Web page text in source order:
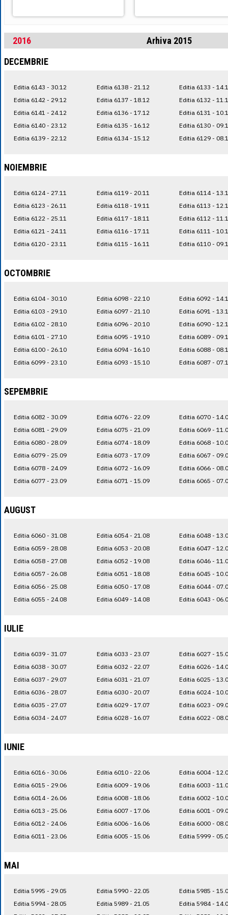
2016
Arhiva 2015
DECEMBRIE
Editia 6143 - 30.12
Editia 6142 - 29.12
Editia 6141 - 24.12
Editia 6140 - 23.12
Editia 6139 - 22.12
Editia 6138 - 21.12
Editia 6137 - 18.12
Editia 6136 - 17.12
Editia 6135 - 16.12
Editia 6134 - 15.12
Editia 6133 -
Editia 6132 -
Editia 6131 -
Editia 6130 -
Editia 6129 -
NOIEMBRIE
Editia 6124 - 27.11
Editia 6123 - 26.11
Editia 6122 - 25.11
Editia 6121 - 24.11
Editia 6120 - 23.11
Editia 6119 - 20.11
Editia 6118 - 19.11
Editia 6117 - 18.11
Editia 6116 - 17.11
Editia 6115 - 16.11
Editia 6114 -
Editia 6113 -
Editia 6112 -
Editia 6111 -
Editia 6110 -
OCTOMBRIE
Editia 6104 - 30.10
Editia 6103 - 29.10
Editia 6102 - 28.10
Editia 6101 - 27.10
Editia 6100 - 26.10
Editia 6099 - 23.10
Editia 6098 - 22.10
Editia 6097 - 21.10
Editia 6096 - 20.10
Editia 6095 - 19.10
Editia 6094 - 16.10
Editia 6093 - 15.10
Editia 6092 -
Editia 6091 -
Editia 6090 -
Editia 6089 -
Editia 6088 -
Editia 6087 -
SEPEMBRIE
Editia 6082 - 30.09
Editia 6081 - 29.09
Editia 6080 - 28.09
Editia 6079 - 25.09
Editia 6078 - 24.09
Editia 6077 - 23.09
Editia 6076 - 22.09
Editia 6075 - 21.09
Editia 6074 - 18.09
Editia 6073 - 17.09
Editia 6072 - 16.09
Editia 6071 - 15.09
Editia 6070 -
Editia 6069 -
Editia 6068 -
Editia 6067 -
Editia 6066 -
Editia 6065 -
AUGUST
Editia 6060 - 31.08
Editia 6059 - 28.08
Editia 6058 - 27.08
Editia 6057 - 26.08
Editia 6056 - 25.08
Editia 6055 - 24.08
Editia 6054 - 21.08
Editia 6053 - 20.08
Editia 6052 - 19.08
Editia 6051 - 18.08
Editia 6050 - 17.08
Editia 6049 - 14.08
Editia 6048 -
Editia 6047 -
Editia 6046 -
Editia 6045 -
Editia 6044 -
Editia 6043 -
IULIE
Editia 6039 - 31.07
Editia 6038 - 30.07
Editia 6037 - 29.07
Editia 6036 - 28.07
Editia 6035 - 27.07
Editia 6034 - 24.07
Editia 6033 - 23.07
Editia 6032 - 22.07
Editia 6031 - 21.07
Editia 6030 - 20.07
Editia 6029 - 17.07
Editia 6028 - 16.07
Editia 6027 -
Editia 6026 -
Editia 6025 -
Editia 6024 -
Editia 6023 -
Editia 6022 -
IUNIE
Editia 6016 - 30.06
Editia 6015 - 29.06
Editia 6014 - 26.06
Editia 6013 - 25.06
Editia 6012 - 24.06
Editia 6011 - 23.06
Editia 6010 - 22.06
Editia 6009 - 19.06
Editia 6008 - 18.06
Editia 6007 - 17.06
Editia 6006 - 16.06
Editia 6005 - 15.06
Editia 6004 -
Editia 6003 -
Editia 6002 -
Editia 6001 -
Editia 6000 -
Editia 5999 -
MAI
Editia 5995 - 29.05
Editia 5994 - 28.05
Editia 5990 - 22.05
Editia 5989 - 21.05
Editia 5985 -
Editia 5984 -